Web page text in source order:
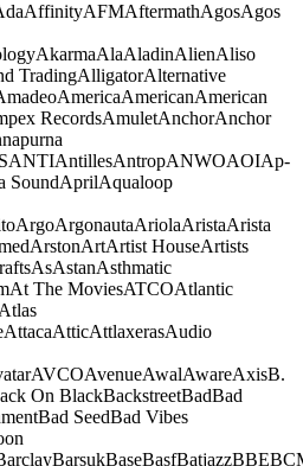
AffinityAFMAftermathAgosAgos
AkarmaAlaAladinAlienAliso
TradingAlligatorAlternative
AmericaAmericanAmerican
RecordsAmuletAnchorAnchor
ANTIAntillesAntropANWOAOIAp-
SoundAprilAqualoop
ArgoArgonautaAriolaAristaArista
ArstonArtArtist HouseArtists
AsAstanAsthmatic
At The MoviesATCOAtlantic
Atlas
AttacaAtticAttlaxerasAudio
AVCOAvenueAwalAwareAxisB.
On BlackBackstreetBadBad
Bad SeedBad Vibes
BarsukBaseBasfBatjazzBBE